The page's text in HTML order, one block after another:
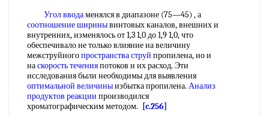
Угол вводаменялся в диапазоне (75—45) , а
соотношение ширинывинтовых каналов, внешних и
внутренних, изменялось от 1,3 1,0 до 1,9 1,0, что
обеспечивало не только влияние на величину
межструйногопространства струй пропилена, но и
наскорость теченияпотоков и их расход. Эти
исследования были необходимы для выявления
оптимальной величиныизбытка пропилена. Анализ
продуктов реакции производился
хроматографическим методом.
[c.256]